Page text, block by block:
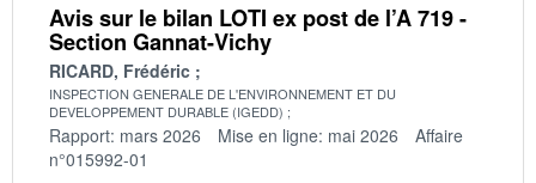
Avis sur le bilan LOTI ex post de l’A 719 -
Section Gannat-Vichy
RICARD, Frédéric
INSPECTION GENERALE DE L'ENVIRONNEMENT ET DU
DEVELOPPEMENT DURABLE (IGEDD)
Rapport: mars 2026 Mise en ligne: mai 2026
Affaire
n°015992-01